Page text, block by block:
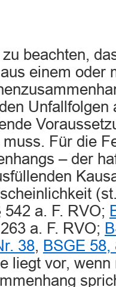
beachten,
einem oder
Unfallfolgen
Für die
– der
a. F. RVO;
a. F. RVO;
38, BSGE 58,
liegt vor,